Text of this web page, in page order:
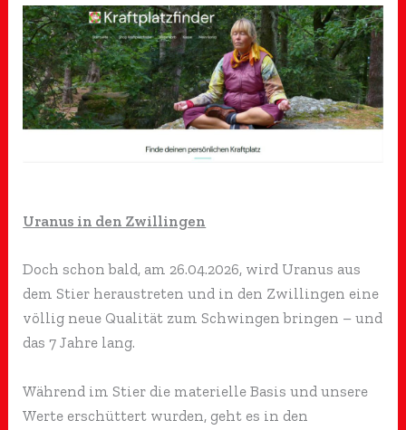
Uranus in den Zwillingen
Doch schon bald, am 26.04.2026, wird Uranus aus
dem Stier heraustreten und in den Zwillingen eine
völlig neue Qualität zum Schwingen bringen – und
das 7 Jahre lang.
Während im Stier die materielle Basis und unsere
Werte erschüttert wurden, geht es in den